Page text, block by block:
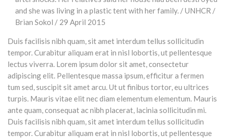
Duis facilisis nibh quam, sit amet interdum tellus sollicitudin
tempor. Curabitur aliquam erat in nisl lobortis, ut pellentesque
lectus viverra. Lorem ipsum dolor sit amet, consectetur
adipiscing elit. Pellentesque massa ipsum, efficitur a fermen
tum sed, suscipit sit amet arcu. Ut ut finibus tortor, eu ultrices
turpis. Mauris vitae elit nec diam elementum elementum. Mauris
ante quam, consequat ac nibh placerat, lacinia sollicitudin mi.
Duis facilisis nibh quam, sit amet interdum tellus sollicitudin
tempor. Curabitur aliquam erat in nisl lobortis, ut pellentesque